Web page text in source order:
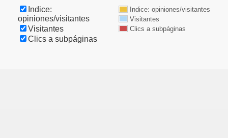
Indice: opiniones/visitantes
Visitantes
Clics a subpáginas
Indice:
opiniones/visitantes
Visitantes
Clics a subpáginas